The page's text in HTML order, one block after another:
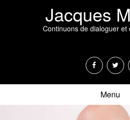
Jacques
Continuons de dialoguer et
Menu